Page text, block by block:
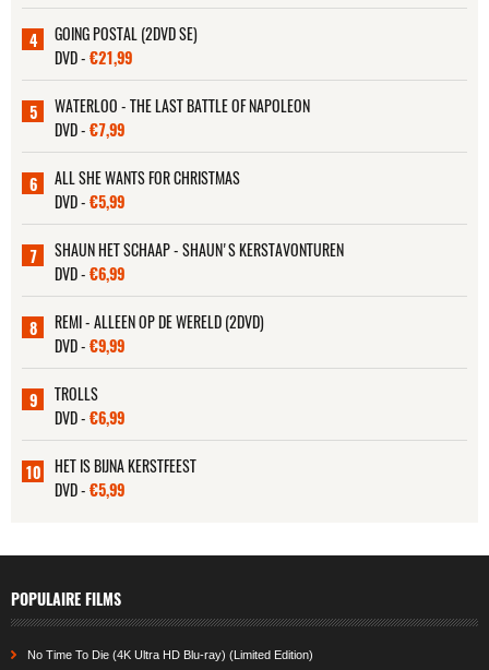
4
GOING POSTAL (2DVD SE)
DVD -€21,99
5
WATERLOO - THE LAST BATTLE OF NAPOLEON
DVD -€7,99
6
ALL SHE WANTS FOR CHRISTMAS
DVD -€5,99
7
SHAUN HET SCHAAP - SHAUN'S KERSTAVONTUREN
DVD -€6,99
8
REMI - ALLEEN OP DE WERELD (2DVD)
DVD -€9,99
9
TROLLS
DVD -€6,99
10
HET IS BIJNA KERSTFEEST
DVD -€5,99
POPULAIRE FILMS
No Time To Die (4K Ultra HD Blu-ray) (Limited Edition)